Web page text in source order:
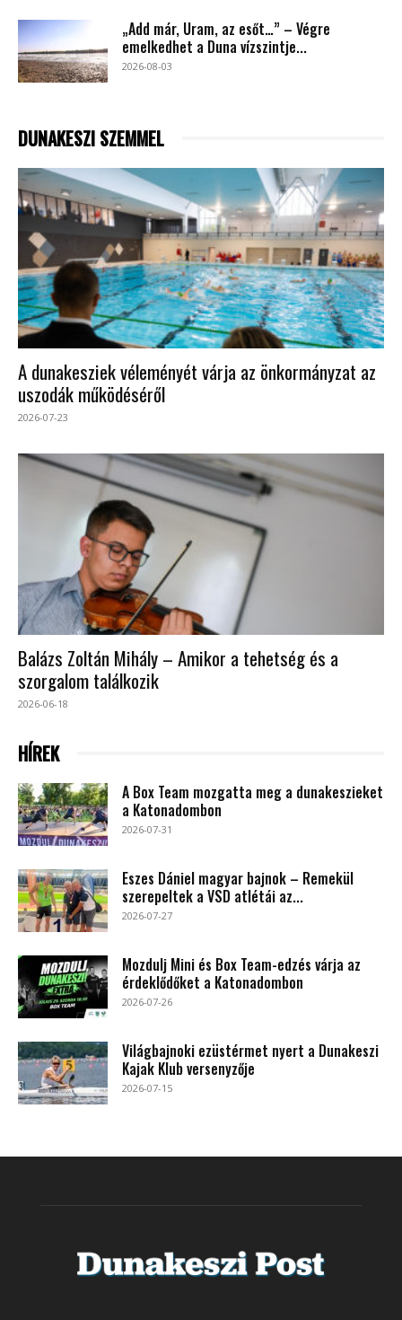
„Add már, Uram, az esőt…” – Végre
emelkedhet a Duna vízszintje...
2026-08-03
DUNAKESZI SZEMMEL
A dunakesziek véleményét várja az önkormányzat az
uszodák működéséről
2026-07-23
Balázs Zoltán Mihály – Amikor a tehetség és a
szorgalom találkozik
2026-06-18
HÍREK
A Box Team mozgatta meg a dunakeszieket
a Katonadombon
2026-07-31
Eszes Dániel magyar bajnok – Remekül
szerepeltek a VSD atlétái az...
2026-07-27
Mozdulj Mini és Box Team-edzés várja az
érdeklődőket a Katonadombon
2026-07-26
Világbajnoki ezüstérmet nyert a Dunakeszi
Kajak Klub versenyzője
2026-07-15